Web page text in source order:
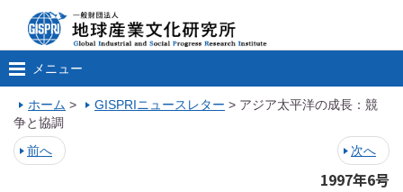
メニュー
ホーム > GISPRIニュースレター > アジア太平洋の成長：競
争と協調
前へ
次へ
1997年6号